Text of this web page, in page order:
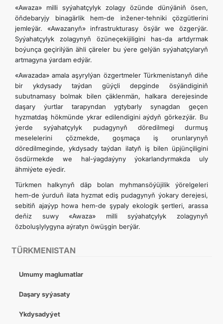
TÜRKMENISTAN
Umumy maglumatlar
Daşary syýasaty
Ykdysadyýet
«Awaza» milli syýahatçylyk zolagy özünde dünýäniň ösen,
öňdebaryjy binagärlik hem-de inžener-tehniki çözgütlerini
jemleýär. «Awazanyň» infrastrukturasy ösýär we özgerýär.
Syýahatçylyk zolagynyň özüneçekijiligini has-da artdyrmak
boýunça geçirilýän ähli çäreler bu ýere gelýän syýahatçylaryň
artmagyna ýardam edýär.
«Awazada» amala aşyrylýan özgertmeler Türkmenistanyň diňe
bir ykdysady taýdan güýçli depginde ösýändiginiň
subutnamasy bolmak bilen çäklenmän, halkara derejesinde
daşary ýurtlar tarapyndan ygtybarly synagdan geçen
hyzmatdaş hökmünde ykrar edilendigini aýdyň görkezýär. Bu
ýerde syýahatçylyk pudagynyň döredilmegi durmuş
meselelerini çözmekde, goşmaça iş orunlarynyň
döredilmeginde, ykdysady taýdan ilatyň iş bilen üpjünçiligini
ösdürmekde we hal-ýagdaýyny ýokarlandyrmakda uly
ähmiýete eýedir.
Türkmen halkynyň däp bolan myhmansöýüjilik ýörelgeleri
hem-de ýurduň ilata hyzmat ediş pudagynyň ýokary derejesi,
sebitiň ajaýyp howa hem-de şypaly ekologik şertleri, arassa
deňiz suwy «Awaza» milli syýahatçylyk zolagynyň
özboluşlylygyna aýratyn öwüşgin berýär.